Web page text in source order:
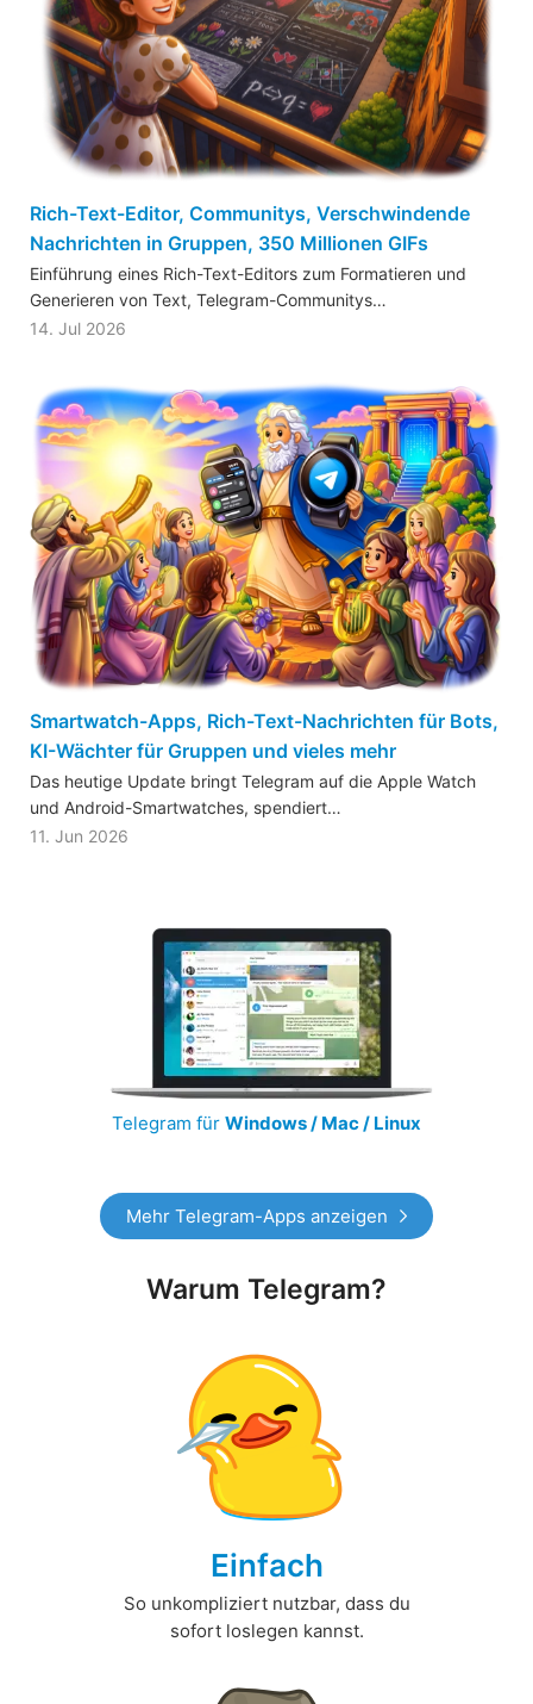
Rich-Text-Editor, Communitys, Verschwindende
Nachrichten in Gruppen, 350 Millionen GIFs
Einführung eines Rich-Text-Editors zum Formatieren und
Generieren von Text, Telegram-Communitys…
14. Jul 2026
Smartwatch-Apps, Rich-Text-Nachrichten für Bots,
KI-Wächter für Gruppen und vieles mehr
Das heutige Update bringt Telegram auf die Apple Watch
und Android-Smartwatches, spendiert…
11. Jun 2026
Telegram für Windows / Mac / Linux
Mehr Telegram-Apps anzeigen
Warum Telegram?
Einfach
So unkompliziert nutzbar, dass du
sofort loslegen kannst.